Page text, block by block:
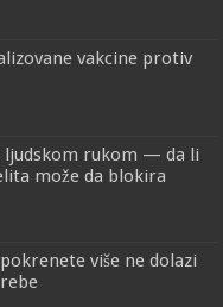
vakcine protiv
ljudskom rukom — da li
može da blokira
više ne dolazi